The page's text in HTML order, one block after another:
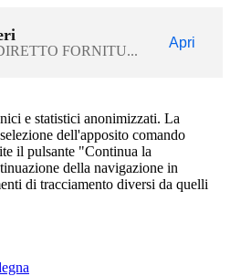
FORNITU...
Apri
e statistici anonimizzati. La
dell'apposito comando
il pulsante "Continua la
della navigazione in
di tracciamento diversi da quelli